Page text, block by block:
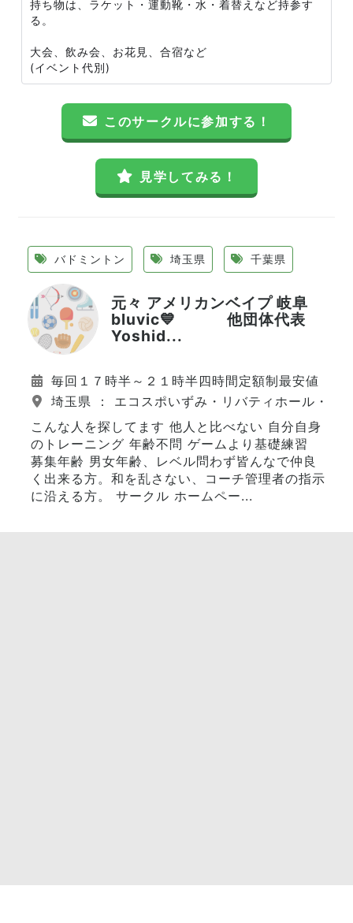
持ち物は、ラケット・運動靴・水・着替えなど持参す
る。
大会、飲み会、お花見、合宿など
(イベント代別)
このサークルに参加する！
見学してみる！
バドミントン 埼玉県 千葉県
元々 アメリカンベイプ 岐阜
bluvic💙 他団体代表
Yoshid...
毎回１７時半～２１時半四時間定額制最安値
埼玉県 ： エコスポいずみ・リバティホール・栗
こんな人を探してます 他人と比べない 自分自身
のトレーニング 年齢不問 ゲームより基礎練習
募集年齢 男女年齢、レベル問わず皆んなで仲良
く出来る方。和を乱さない、コーチ管理者の指示
に沿える方。 サークル ホームペー...